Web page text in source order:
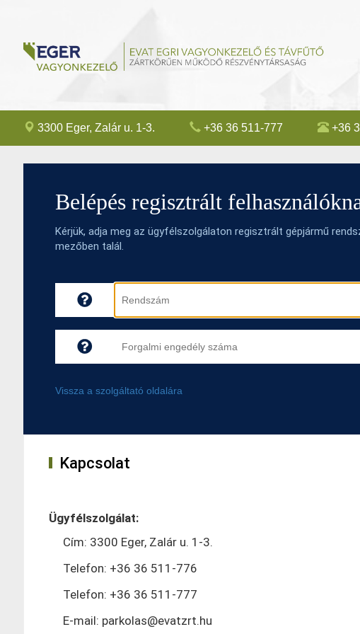
3300 Eger, Zalár u. 1-3. +36 36 511-777 +36
Belépés regisztrált
Kérjük, adja meg az ügyfélszolgálaton regisztrált gépjármű
mezőben talál.
Vissza a szolgáltató oldalára
Kapcsolat
Ügyfélszolgálat:
Cím: 3300 Eger, Zalár u. 1-3.
Telefon: +36 36 511-776
Telefon: +36 36 511-777
E-mail: parkolas@evatzrt.hu